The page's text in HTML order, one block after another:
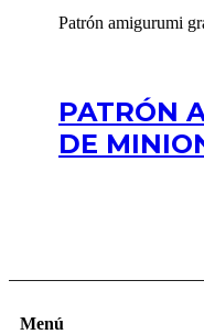
Patrón amigurumi
PATRÓN
DE
Menú